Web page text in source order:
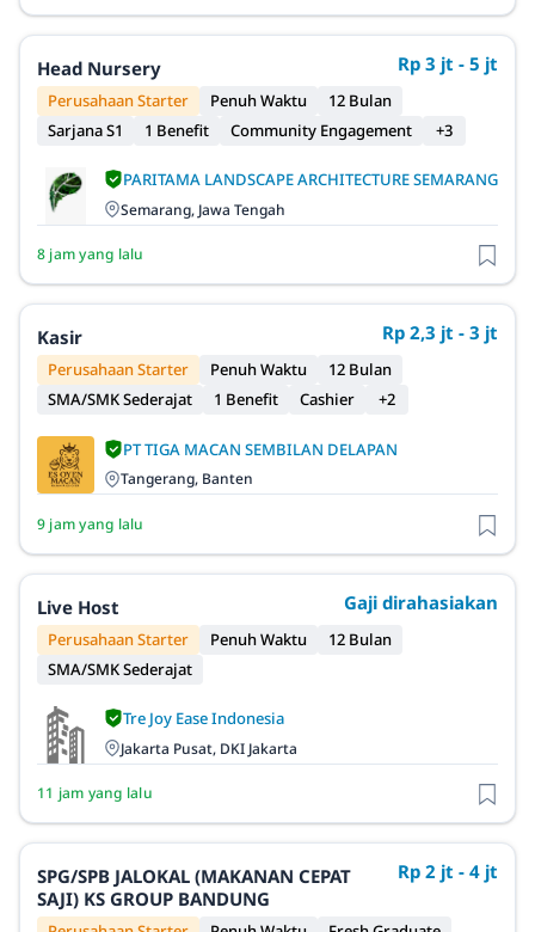
Head Nursery Rp 3 jt - 5 jt
Perusahaan Starter Penuh Waktu
12 Bulan
Sarjana S1
1 Benefit Community Engagement +3
PARITAMA LANDSCAPE ARCHITECTURE SEMARANG
Semarang, Jawa Tengah
8 jam yang lalu
Kasir Rp 2,3 jt - 3 jt
Perusahaan Starter Penuh Waktu
12 Bulan
SMA/SMK Sederajat
1 Benefit Cashier +2
PT TIGA MACAN SEMBILAN DELAPAN
Tangerang, Banten
9 jam yang lalu
Live Host Gaji dirahasiakan
Perusahaan Starter Penuh Waktu
12 Bulan
SMA/SMK Sederajat
Tre Joy Ease Indonesia
Jakarta Pusat, DKI Jakarta
11 jam yang lalu
SPG/SPB JALOKAL (MAKANAN CEPAT
SAJI) KS GROUP BANDUNG
Rp 2 jt - 4 jt